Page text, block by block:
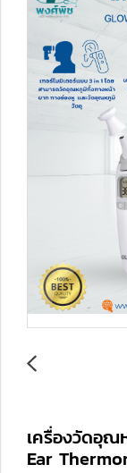
เครื่องวัดอุณ
Ear